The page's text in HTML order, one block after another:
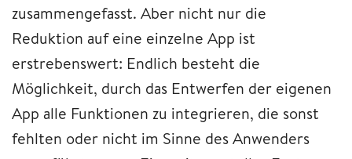
zusammengefasst. Aber nicht nur die
Reduktion auf eine einzelne App ist
erstrebenswert: Endlich besteht die
Möglichkeit, durch das Entwerfen der eigenen
App alle Funktionen zu integrieren, die sonst
fehlten oder nicht im Sinne des Anwenders